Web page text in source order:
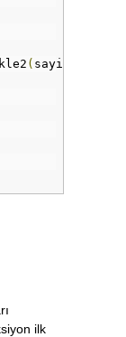
( sayi
ilk